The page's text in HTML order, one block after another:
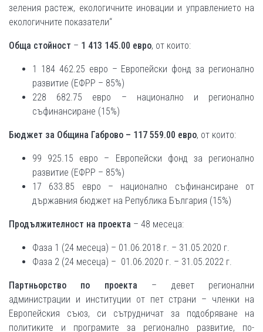
зеления растеж, екологичните иновации и управлението на
екологичните показатели“
Обща стойност – 1 413 145.00 евро, от които:
1 184 462.25 евро – Европейски фонд за регионално
развитие (ЕФРР – 85%)
228 682.75 евро – национално и регионално
съфинансиране (15%)
Бюджет за Община Габрово – 117 559.00 евро, от които:
99 925.15 евро – Европейски фонд за регионално
развитие (ЕФРР – 85%)
17 633.85 евро – национално съфинансиране от
държавния бюджет на Република България (15%)
Продължителност на проекта – 48 месеца:
Фаза 1 (24 месеца) – 01.06.2018 г. – 31.05.2020 г.
Фаза 2 (24 месеца) – 01.06.2020 г. – 31.05.2022 г.
Партньорство по проекта – девет регионални
администрации и институции от пет страни – членки на
Европейския съюз, си сътрудничат за подобряване на
политиките и програмите за регионално развитие, по-